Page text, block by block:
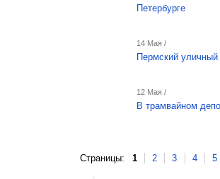
Петербурге
14 Мая /
Пермский уличный
12 Мая /
В трамвайном
Страницы: 1 2 3 4 5